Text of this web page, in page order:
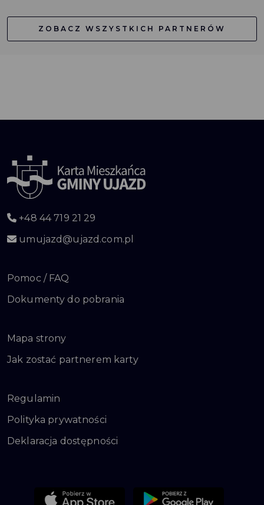
ZOBACZ WSZYSTKICH PARTNERÓW
+48 44 719 21 29
umujazd@ujazd.com.pl
Pomoc / FAQ
Dokumenty do pobrania
Mapa strony
Jak zostać partnerem karty
Regulamin
Polityka prywatności
Deklaracja dostępności